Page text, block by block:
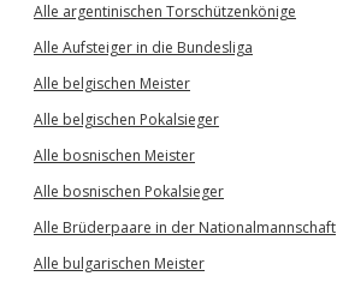
Alle argentinischen Torschützenkönige
Alle Aufsteiger in die Bundesliga
Alle belgischen Meister
Alle belgischen Pokalsieger
Alle bosnischen Meister
Alle bosnischen Pokalsieger
Alle Brüderpaare in der Nationalmannschaft
Alle bulgarischen Meister